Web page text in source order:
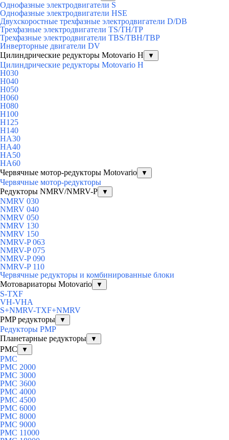
Однофазные электродвигатели S
Однофазные электродвигатели HSE
Двухскоростные трехфазные электродвигатели D/DB
Трехфазные электродвигатели TS/TH/TP
Трехфазные электродвигатели TBS/TBH/TBP
Инверторные двигатели DV
Цилиндрические редукторы Motovario H
▼
Цилиндрические редукторы Motovario H
H030
H040
H050
H060
H080
H100
H125
H140
HA30
HA40
HA50
HA60
Червячные мотор-редукторы Motovario
▼
Червячные мотор-редукторы
Редукторы NMRV/NMRV-P
▼
NMRV 030
NMRV 040
NMRV 050
NMRV 130
NMRV 150
NMRV-P 063
NMRV-P 075
NMRV-P 090
NMRV-P 110
Червячные редукторы и комбинированные блоки
Мотовариаторы Motovario
▼
S-TXF
VH-VHA
S+NMRV-TXF+NMRV
PMP редукторы
▼
Редукторы PMP
Планетарные редукторы
▼
PMC ▼
PMC
PMC 2000
PMC 3000
PMC 3600
PMC 4000
PMC 4500
PMC 6000
PMC 8000
PMC 9000
PMC 11000